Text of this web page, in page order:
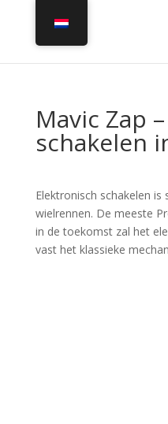
Mavic Zap
schakelen
Elektronisch schakelen
wielrennen. De meeste
in de toekomst zal het
vast het klassieke